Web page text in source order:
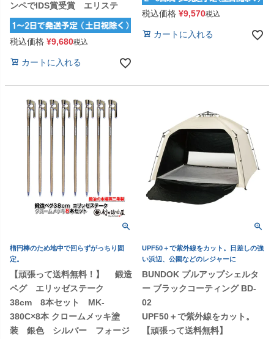
ンペでIDS賞受賞 エリステ
税込価格 ¥9,680税込
カートに入れる
税込価格 ¥9,570税込
カートに入れる
楕円棒のため地中で回らずがっちり固
定。
【頑張って送料無料！】 鍛造
ペグ エリッゼステーク
38cm 8本セット MK-
380C×8本 クロームメッキ塗
装 銀色 シルバー フォージ
UPF50＋で紫外線をカット。日差しの強
い浜辺、公園などのレジャーに
BUNDOK プルアップシェルタ
ー ブラックコーティング BD-
02
UPF50＋で紫外線をカット。
【頑張って送料無料】